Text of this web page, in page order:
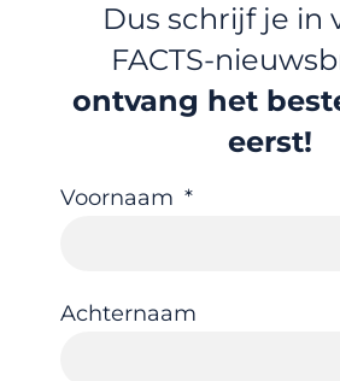
Dus schrijf je in
FACTS-
ontvang het
eerst!
Voornaam
Achternaam